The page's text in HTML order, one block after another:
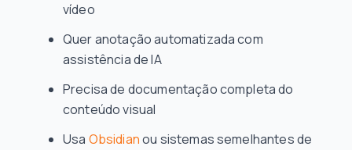
vídeo
Quer anotação automatizada com
assistência de IA
Precisa de documentação completa do
conteúdo visual
Usa Obsidianou sistemas semelhantes de